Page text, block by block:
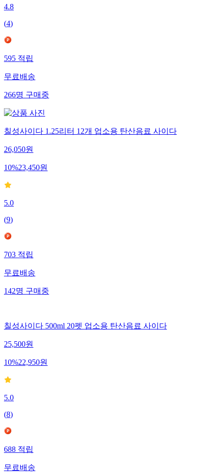
4.8
(4)
595 적립
무료배송
266명 구매중
칠성사이다 1.25리터 12개 업소용 탄산음료 사이다
26,050원
10%23,450원
5.0
(9)
703 적립
무료배송
142명 구매중
칠성사이다 500ml 20펫 업소용 탄산음료 사이다
25,500원
10%22,950원
5.0
(8)
688적립
무료배송